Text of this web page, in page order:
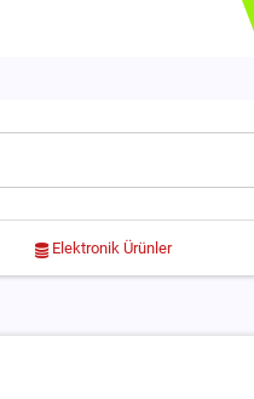
Elektronik Ürünler